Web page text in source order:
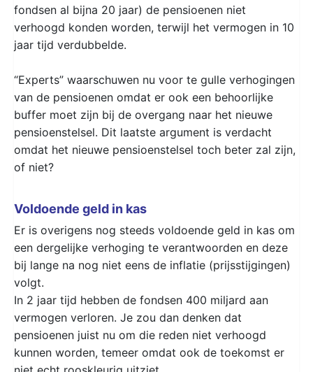
fondsen al bijna 20 jaar) de pensioenen niet
verhoogd konden worden, terwijl het vermogen in 10
jaar tijd verdubbelde.
“Experts” waarschuwen nu voor te gulle verhogingen
van de pensioenen omdat er ook een behoorlijke
buffer moet zijn bij de overgang naar het nieuwe
pensioenstelsel. Dit laatste argument is verdacht
omdat het nieuwe pensioenstelsel toch beter zal zijn,
of niet?
Voldoende geld in kas
Er is overigens nog steeds voldoende geld in kas om
een dergelijke verhoging te verantwoorden en deze
bij lange na nog niet eens de inflatie (prijsstijgingen)
volgt.
In 2 jaar tijd hebben de fondsen 400 miljard aan
vermogen verloren. Je zou dan denken dat
pensioenen juist nu om die reden niet verhoogd
kunnen worden, temeer omdat ook de toekomst er